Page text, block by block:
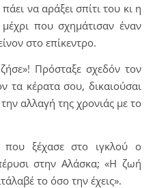
να αράξει σπίτι του κι η
που σχημάτισαν έναν
στο επίκεντρο.
Πρόσταξε σχεδόν τον
τα κέρατα σου, δικαιούσαι
αλλαγή της χρονιάς με το
που ξέχασε στο ιγκλού ο
στην Αλάσκα; «Η ζωή
το όσο την έχεις».